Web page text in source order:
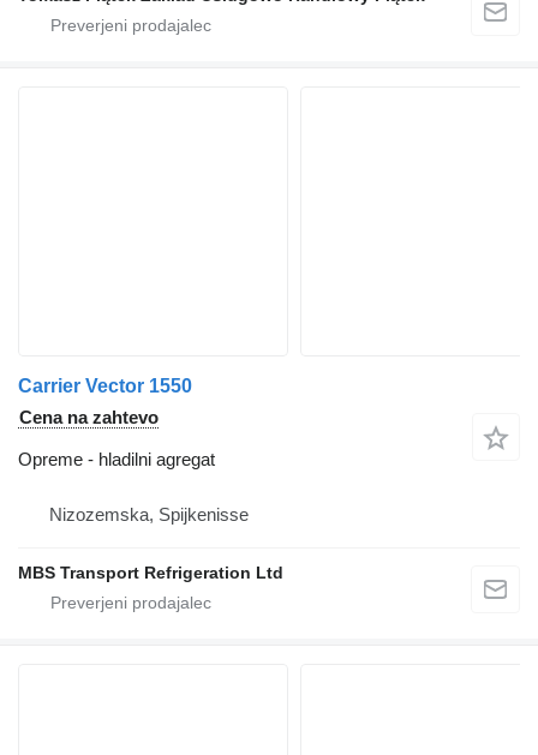
Carrier Vector 1550
Cena na zahtevo
Opreme - hladilni agregat
Nizozemska, Spijkenisse
MBS Transport Refrigeration Ltd